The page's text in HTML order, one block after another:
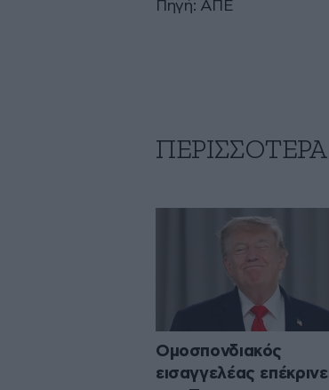
Πηγή: ΑΠΕ
Ομοσπονδιακός
εισαγγελέας επέκρινε